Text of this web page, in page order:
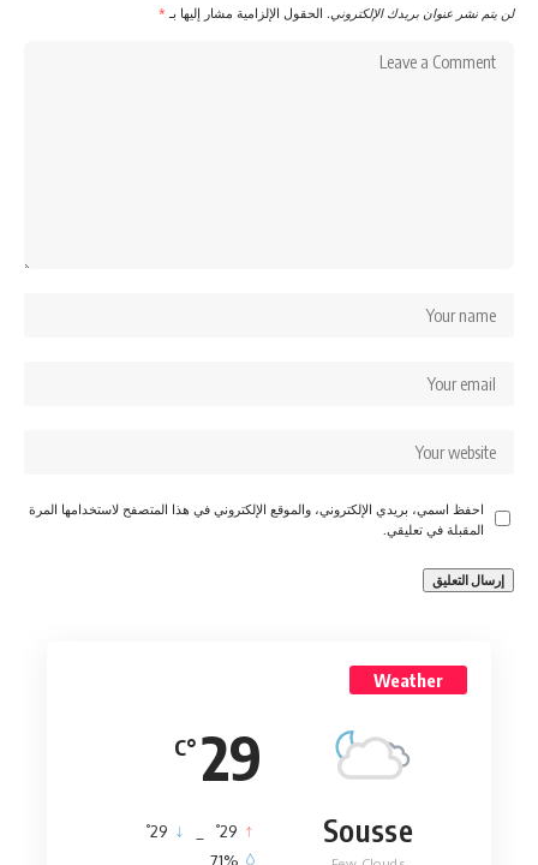
لن يتم نشر عنوان بريدك الإلكتروني. الحقول الإلزامية مشار إليها بـ *
احفظ اسمي، بريدي الإلكتروني، والموقع الإلكتروني في هذا المتصفح لاستخدامها المرة
المقبلة في تعليقي.
Weather
29
°C
Sousse
29
°
29
°
71%